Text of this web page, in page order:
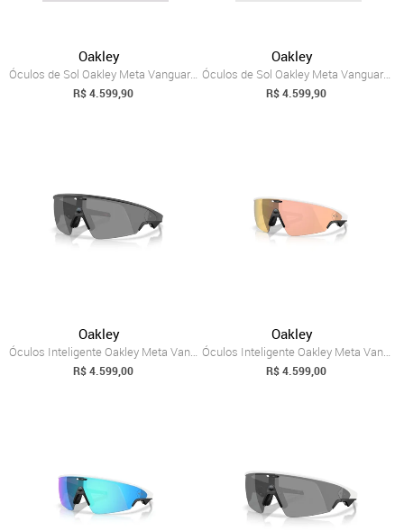
Oakley
Óculos de Sol Oakley Meta Vanguard Prizm Sapphire
R$ 4.599,90
Oakley
Óculos de Sol Oakley Meta Vanguard Preto
R$ 4.599,90
Oakley
Óculos Inteligente Oakley Meta Vanguard ...
R$ 4.599,00
Oakley
Óculos Inteligente Oakley Meta Vanguard ...
R$ 4.599,00